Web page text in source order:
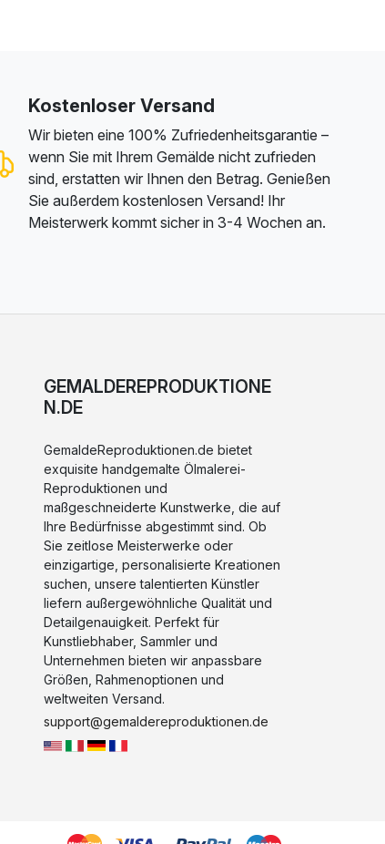
Kostenloser Versand
Wir bieten eine 100% Zufriedenheitsgarantie –
wenn Sie mit Ihrem Gemälde nicht zufrieden
sind, erstatten wir Ihnen den Betrag. Genießen
Sie außerdem kostenlosen Versand! Ihr
Meisterwerk kommt sicher in 3-4 Wochen an.
GEMALDEREPRODUKTIONE
N.DE
GemaldeReproduktionen.de bietet
exquisite handgemalte Ölmalerei-
Reproduktionen und
maßgeschneiderte Kunstwerke, die auf
Ihre Bedürfnisse abgestimmt sind. Ob
Sie zeitlose Meisterwerke oder
einzigartige, personalisierte Kreationen
suchen, unsere talentierten Künstler
liefern außergewöhnliche Qualität und
Detailgenauigkeit. Perfekt für
Kunstliebhaber, Sammler und
Unternehmen bieten wir anpassbare
Größen, Rahmenoptionen und
weltweiten Versand.
support@gemaldereproduktionen.de